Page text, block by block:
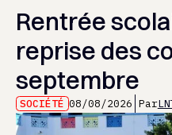
Rentrée
reprise des
septembre
SOCIÉTÉ 08/08/2026 Par